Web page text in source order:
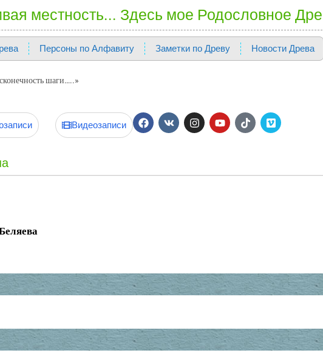
местность... Здесь мое Родословное
Персоны по Алфавиту Заметки по Древу Новости Древа
шаги…..»
Видеозаписи